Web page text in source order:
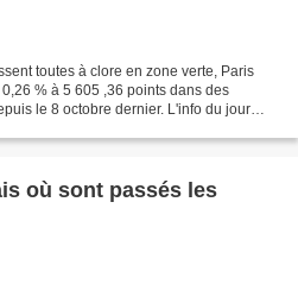
toutes à clore en zone verte, Paris
% à 5 605 ,36 points dans des
le 8 octobre dernier. L'info du jour
où sont passés les